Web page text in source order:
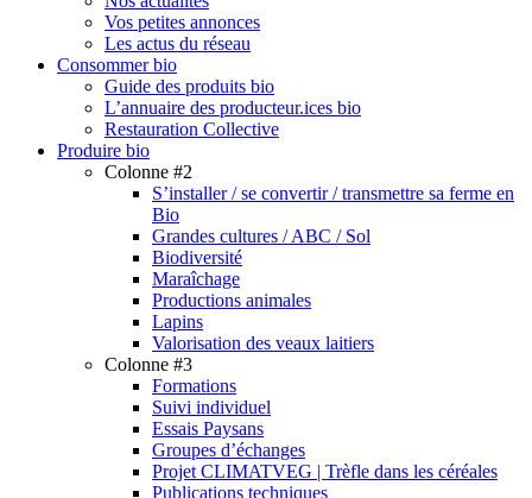
Vos petites annonces
Les actus du réseau
Consommer bio
Guide des produits bio
L’annuaire des producteur.ices bio
Restauration Collective
Produire bio
Colonne #2
S’installer / se convertir / transmettre sa ferme en
Bio
Grandes cultures / ABC / Sol
Biodiversité
Maraîchage
Productions animales
Lapins
Valorisation des veaux laitiers
Colonne #3
Formations
Suivi individuel
Essais Paysans
Groupes d’échanges
Projet CLIMATVEG | Trèfle dans les céréales
Publications techniques